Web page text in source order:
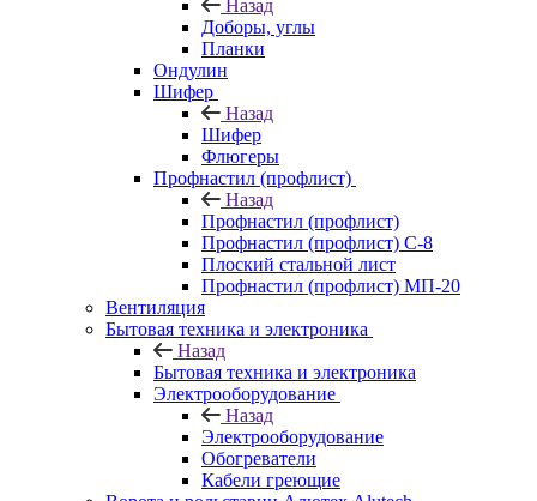
Назад
Доборы, углы
Планки
Ондулин
Шифер
Назад
Шифер
Флюгеры
Профнастил (профлист)
Назад
Профнастил (профлист)
Профнастил (профлист) С-8
Плоский стальной лист
Профнастил (профлист) МП-20
Вентиляция
Бытовая техника и электроника
Назад
Бытовая техника и электроника
Электрооборудование
Назад
Электрооборудование
Обогреватели
Кабели греющие